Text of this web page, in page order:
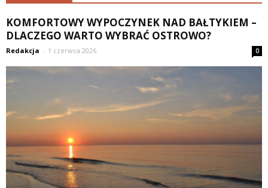
KOMFORTOWY WYPOCZYNEK NAD BAŁTYKIEM –
DLACZEGO WARTO WYBRAĆ OSTROWO?
Redakcja - 1 czerwca 2026 0